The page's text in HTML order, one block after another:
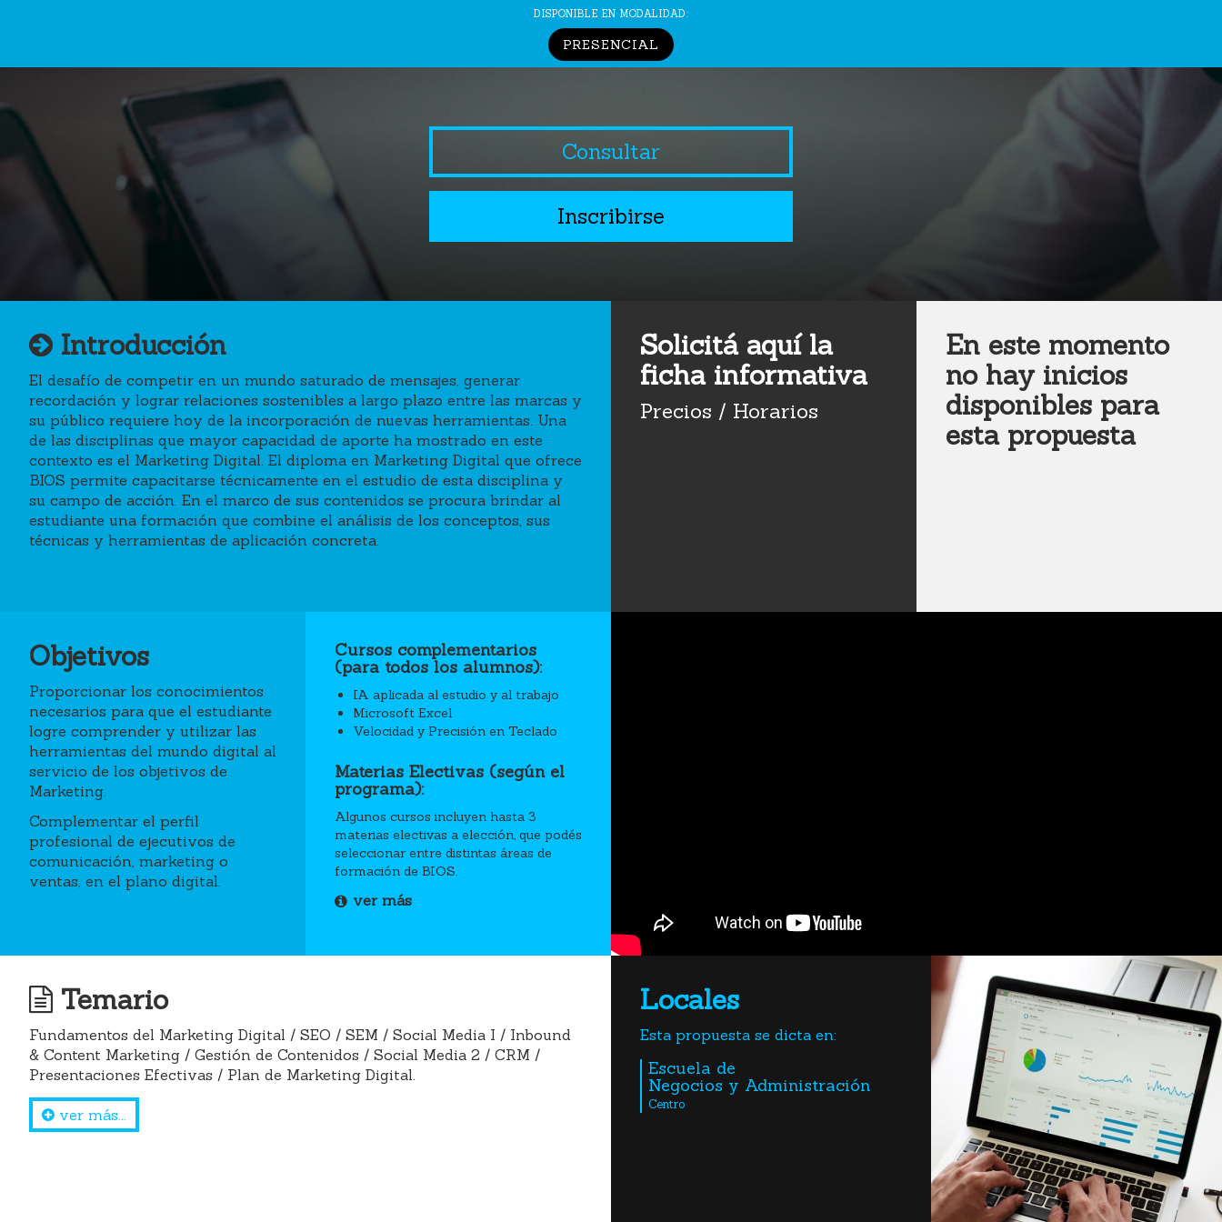
DISPONIBLE EN MODALIDAD:
PRESENCIAL
Consultar
Inscribirse
Introducción
El desafío de competir en un mundo saturado de mensajes, generar
recordación y lograr relaciones sostenibles a largo plazo entre las marcas y
su público requiere hoy de la incorporación de nuevas herramientas. Una
de las disciplinas que mayor capacidad de aporte ha mostrado en este
contexto es el Marketing Digital. El diploma en Marketing Digital que ofrece
BIOS permite capacitarse técnicamente en el estudio de esta disciplina y
su campo de acción. En el marco de sus contenidos se procura brindar al
estudiante una formación que combine el análisis de los conceptos, sus
técnicas y herramientas de aplicación concreta.
Solicitá aquí la
ficha informativa
Precios / Horarios
En este momento
no hay inicios
disponibles para
esta propuesta
Objetivos
Proporcionar los conocimientos
necesarios para que el estudiante
logre comprender y utilizar las
herramientas del mundo digital al
servicio de los objetivos de
Marketing.
Complementar el perfil
profesional de ejecutivos de
comunicación, marketing o
ventas, en el plano digital.
Cursos complementarios
(para todos los alumnos):
IA aplicada al estudio y al trabajo
Microsoft Excel
Velocidad y Precisión en Teclado
Materias Electivas (según el
programa):
Algunos cursos incluyen hasta 3
materias electivas a elección, que podés
seleccionar entre distintas áreas de
formación de BIOS.
ver más
Temario
Fundamentos del Marketing Digital / SEO / SEM / Social Media I / Inbound
& Content Marketing / Gestión de Contenidos / Social Media 2 / CRM /
Presentaciones Efectivas / Plan de Marketing Digital.
ver más...
Locales
Esta propuesta se dicta en:
Escuela de
Negocios y Administración
Centro
SEO.
SEM.
Social Media I
Gestión de Contenidos.
CRM